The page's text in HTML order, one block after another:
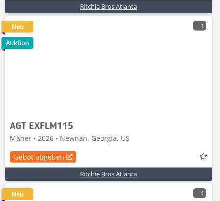
Ritchie Bros Atlanta
1
AGT EXFLM115
Mäher • 2026 • Newnan, Georgia, US
Gebot abgeben
Ritchie Bros Atlanta
Neu
Auktion
1
Neu